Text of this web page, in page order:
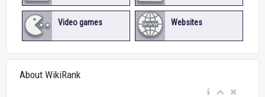
Video games Websites
About WikiRank